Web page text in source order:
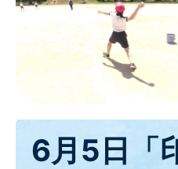
6月5日「